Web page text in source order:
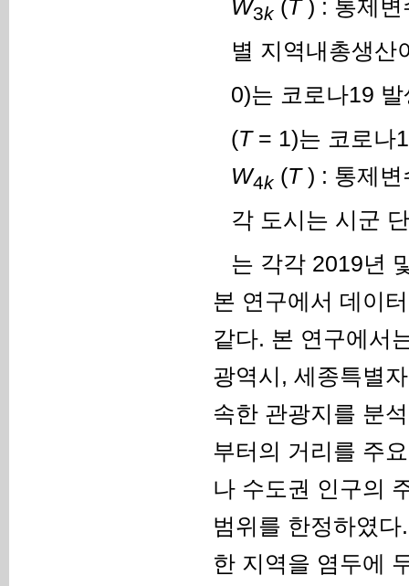
W3k (T) : 통제변
별 지역내총생
0)는 코로나19
(T= 1)는 코로나
W4k (T) : 통제변
각 도시는 시군
는 각각 2019년
본 연구에서 데이
같다. 본 연구에서
광역시, 세종특별
속한 관광지를 분
부터의 거리를 주
나 수도권 인구의
범위를 한정하였
한 지역을 염두에